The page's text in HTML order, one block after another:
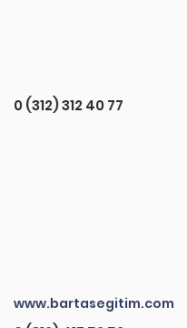
0 (312) 312 40 77
www.bartasegitim.com